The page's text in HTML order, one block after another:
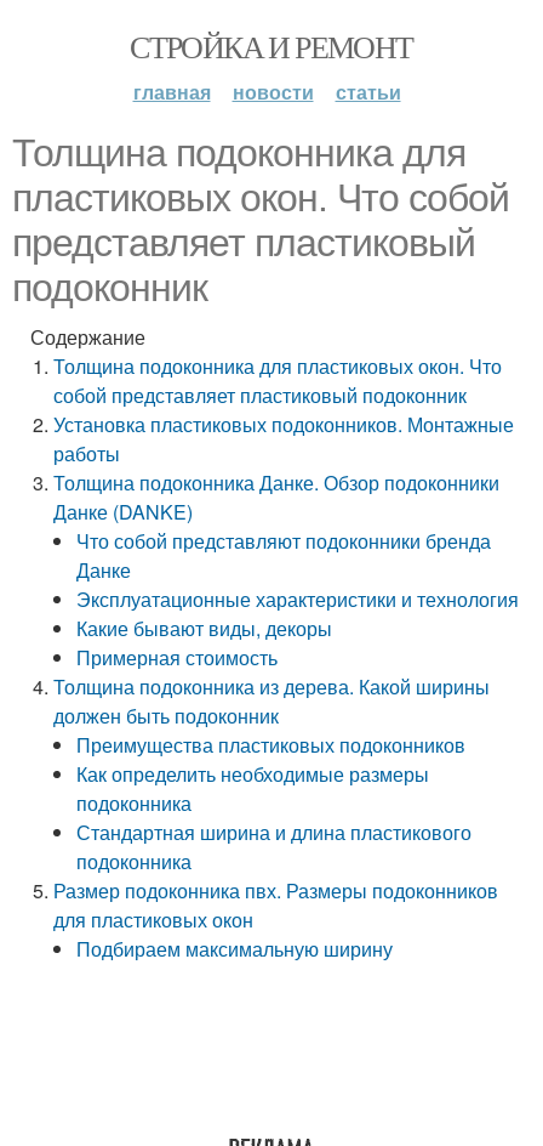
СТРОЙКА И РЕМОНТ
главная новости статьи
Толщина подоконника для
пластиковых окон. Что собой
представляет пластиковый
подоконник
Содержание
Толщина подоконника для пластиковых окон. Что
собой представляет пластиковый подоконник
Установка пластиковых подоконников. Монтажные
работы
Толщина подоконника Данке. Обзор подоконники
Данке (DANKE)
Что собой представляют подоконники бренда
Данке
Эксплуатационные характеристики и технология
Какие бывают виды, декоры
Примерная стоимость
Толщина подоконника из дерева. Какой ширины
должен быть подоконник
Преимущества пластиковых подоконников
Как определить необходимые размеры
подоконника
Стандартная ширина и длина пластикового
подоконника
Размер подоконника пвх. Размеры подоконников
для пластиковых окон
Подбираем максимальную ширину